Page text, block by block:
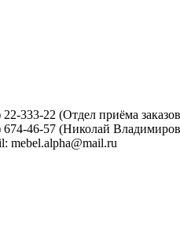
22-333-22 (Отдел приёма
674-46-57 (Николай
mebel.alpha@mail.ru